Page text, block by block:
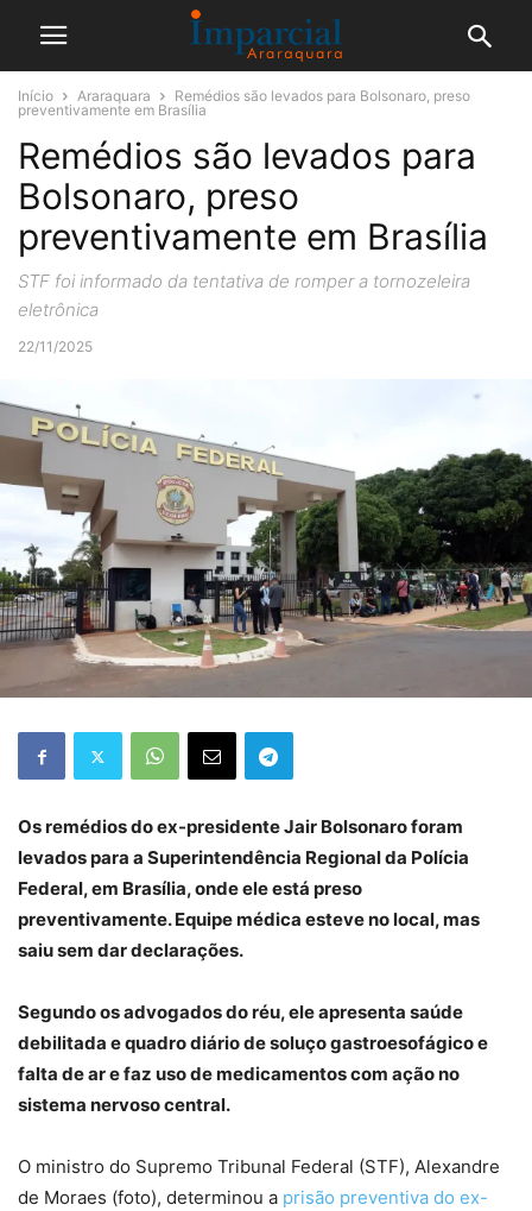
Início Araraquara
Remédios são levados para Bolsonaro, preso
preventivamente em Brasília
Remédios são levados para
Bolsonaro, preso
preventivamente em Brasília
STF foi informado da tentativa de romper a tornozeleira
eletrônica
22/11/2025
Os remédios do ex-presidente Jair Bolsonaro foram
levados para a Superintendência Regional da Polícia
Federal, em Brasília, onde ele está preso
preventivamente. Equipe médica esteve no local, mas
saiu sem dar declarações.
Segundo os advogados do réu, ele apresenta saúde
debilitada e quadro diário de soluço gastroesofágico e
falta de ar e faz uso de medicamentos com ação no
sistema nervoso central.
O ministro do Supremo Tribunal Federal (STF), Alexandre
de Moraes (foto), determinou a prisão preventiva do ex-